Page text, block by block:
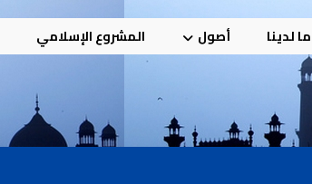
لدينا أصول المشروع الإسلامي